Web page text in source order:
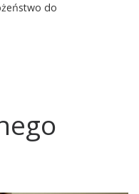
do